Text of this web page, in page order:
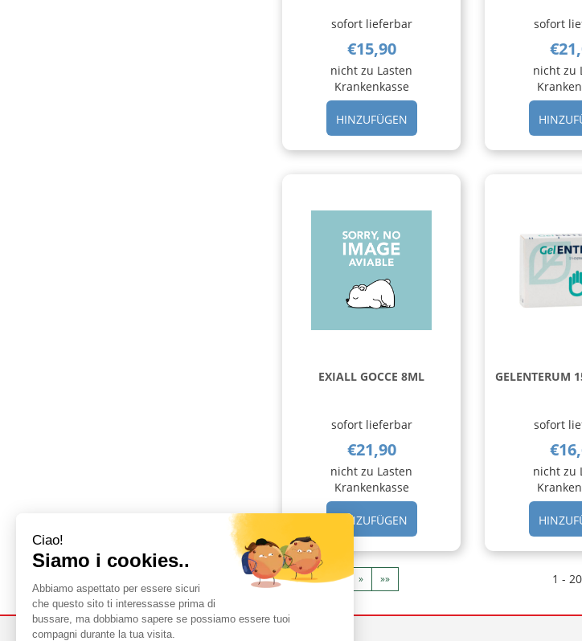
sofort lieferbar
€15,90
nicht zu Lasten
Krankenkasse
HINZUFÜGENHINZUFÜGEN DULCOSOFT
SOL
ORALE
sofort
nicht zu
EXIALL GOCCE 8ML
sofort lieferbar
€21,90
nicht zu Lasten
Krankenkasse
HINZUFÜGENHINZUFÜGEN EXIALL
GOCCE
8ML AL
GELENTERUM
sofort
nicht zu
1 2 3 » »» 1 -